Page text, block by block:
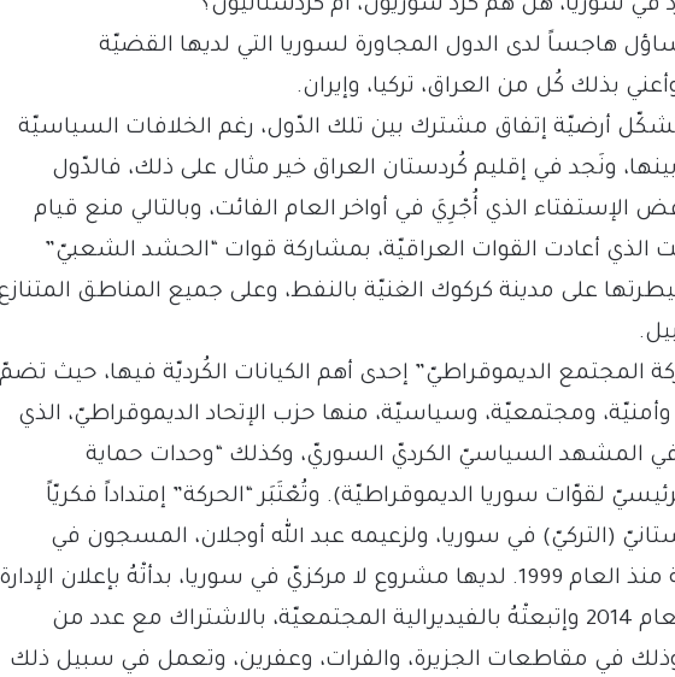
في سوريا، هل هُم كُرد سوريون، أم كُردستانيون؟
هاجساً لدى الدول المجاورة لسوريا التي لديها القضيّة
بذلك كُل من العراق، تركيا، وإيران.
تشكّل أرضيّة إتفاق مشترك بين تلك الدّول، رغم الخلافات السياسيّة
بينها، ونَجد في إقليم كُردستان العراق خير مثال على ذلك، فالدّول
الإستفتاء الذي أُجْرِيَ في أواخر العام الفائت، وبالتالي منع قيام
الذي أعادت القوات العراقيّة، بمشاركة قوات “الحشد الشعبيّ”
على مدينة كركوك الغنيّة بالنفط، وعلى جميع المناطق
المجتمع الديموقراطيّ” إحدى أهم الكيانات الكُرديّة فيها، حيث تضمّ
ومجتمعيّة، وسياسيّة، منها حزب الإتحاد الديموقراطيّ، الذي
في المشهد السياسيّ الكرديّ السوريّ، وكذلك “وحدات حماية
لقوّات سوريا الديموقراطيّة). وتُعْتَبَر “الحركة” إمتداداً فكريّاً
(التركيّ) في سوريا، ولزعيمه عبد الله أوجلان، المسجون في
جزيرة إيمرالي التركية منذ العام 1999. لديها مشروع لا مركزيّ في سوريا، بدأتْهُ بإعلان الإدارة
الذاتية في مطلع العام 2014 وإتبعتْهُ بالفيديرالية المجتمعيّة، بالاشتراك مع عدد من
في مقاطعات الجزيرة، والفرات، وعفرين، وتعمل في سبيل ذلك